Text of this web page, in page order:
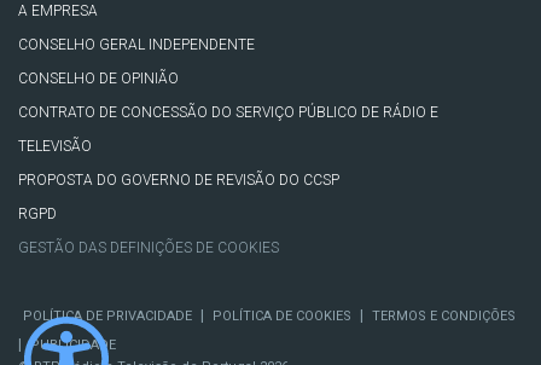
A EMPRESA
CONSELHO GERAL INDEPENDENTE
CONSELHO DE OPINIÃO
CONTRATO DE CONCESSÃO DO SERVIÇO PÚBLICO DE RÁDIO E
TELEVISÃO
PROPOSTA DO GOVERNO DE REVISÃO DO CCSP
RGPD
GESTÃO DAS DEFINIÇÕES DE COOKIES
POLÍTICA DE PRIVACIDADE | POLÍTICA DE COOKIES | TERMOS E CONDIÇÕES
|
PUBLICIDADE